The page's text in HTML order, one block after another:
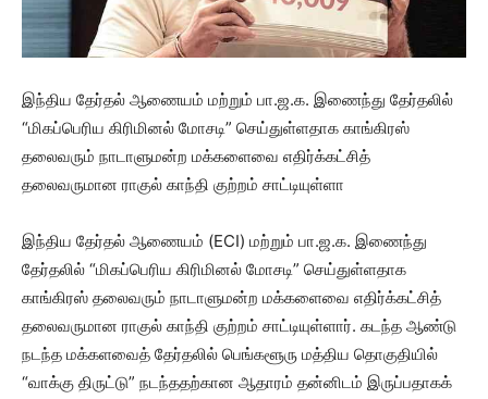
இந்திய தேர்தல் ஆணையம் மற்றும் பா.ஜ.க. இணைந்து தேர்தலில்
“மிகப்பெரிய கிரிமினல் மோசடி” செய்துள்ளதாக காங்கிரஸ்
தலைவரும் நாடாளுமன்ற மக்களைவை எதிர்க்கட்சித்
தலைவருமான ராகுல் காந்தி குற்றம் சாட்டியுள்ளா
இந்திய தேர்தல் ஆணையம் (ECI) மற்றும் பா.ஜ.க. இணைந்து
தேர்தலில் “மிகப்பெரிய கிரிமினல் மோசடி” செய்துள்ளதாக
காங்கிரஸ் தலைவரும் நாடாளுமன்ற மக்களைவை எதிர்க்கட்சித்
தலைவருமான ராகுல் காந்தி குற்றம் சாட்டியுள்ளார். கடந்த ஆண்டு
நடந்த மக்களவைத் தேர்தலில் பெங்களூரு மத்திய தொகுதியில்
“வாக்கு திருட்டு” நடந்ததற்கான ஆதாரம் தன்னிடம் இருப்பதாகக்